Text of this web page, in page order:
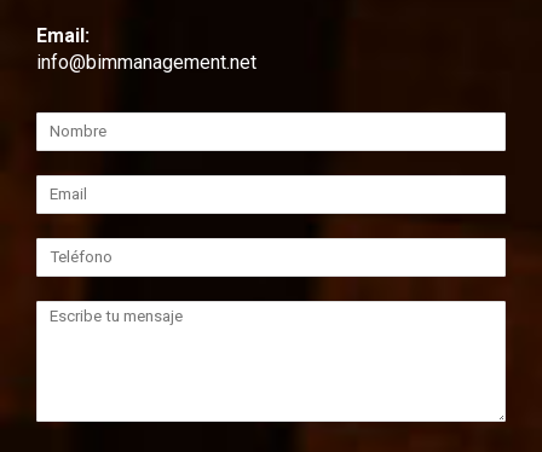
Email:
info@bimmanagement.net